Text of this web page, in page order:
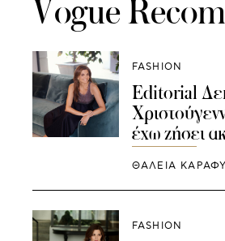
Vogue
FASHION
Editorial
έχω ζήσει
ΘΑΛΕΙΑ
FASHION